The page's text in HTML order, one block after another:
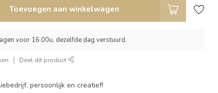
Toevoegen aan winkelwagen
voor 16.00u, dezelfde dag verstuurd.
Deel dit product
persoonlijk en creatief!